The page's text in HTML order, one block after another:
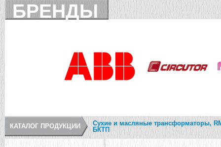
БРЕНДЫ
КАТАЛОГ ПРОДУКЦИИ
Сухие и масляные трансформаторы,
БКТП